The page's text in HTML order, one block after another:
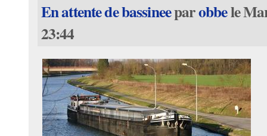
En attente de bassineeparobbele
23:44